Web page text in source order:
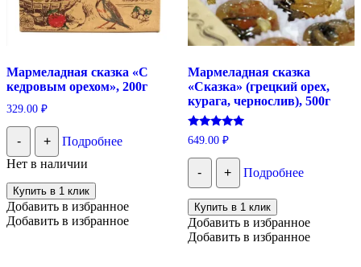
Мармеладная сказка «С
кедровым орехом», 200г
329.00 ₽
- +
Подробнее
Нет в наличии
Купить в 1 клик
Добавить в избранное
Добавить в избранное
Мармеладная сказка
«Сказка» (грецкий орех,
курага, чернослив), 500г
Оценка
5.00
из 5
649.00 ₽
- + Подробнее
Купить в 1 клик
Добавить в избранное
Добавить в избранное